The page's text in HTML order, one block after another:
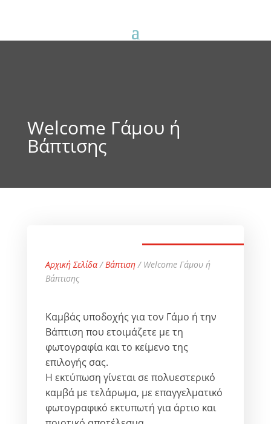
Welcome Γάμου ή
Βάπτισης
Αρχική Σελίδα/Βάπτιση/ Welcome Γάμου ή
Βάπτισης
Καμβάς υποδοχής για τον Γάμο ή την
Βάπτιση που ετοιμάζετε με τη
φωτογραφία και το κείμενο της
επιλογής σας.
Η εκτύπωση γίνεται σε πολυεστερικό
καμβά με τελάρωμα, με επαγγελματικό
φωτογραφικό εκτυπωτή για άρτιο και